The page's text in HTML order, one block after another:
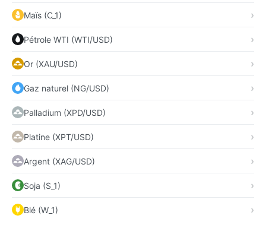
Maïs (C_1)
Pétrole WTI (WTI/USD)
Or (XAU/USD)
Gaz naturel (NG/USD)
Palladium (XPD/USD)
Platine (XPT/USD)
Argent (XAG/USD)
Soja (S_1)
Blé (W_1)